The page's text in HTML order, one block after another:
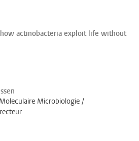
how actinobacteria exploit life without
Microbiologie /